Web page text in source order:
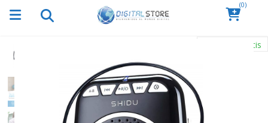
(0)
Envío Gratis